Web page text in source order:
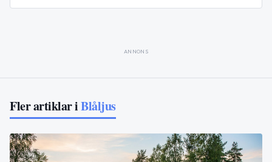
ANNONS
Fler artiklar iBlåljus